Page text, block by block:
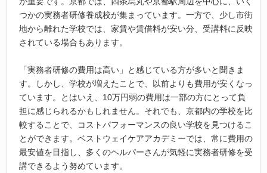
つかの実務者研修養成校が集まっています。一方で、少し市街
地から離れた学校では、家賃や賃借料が安い分、受講料に反映
されている場合もあります。
「実務者研修の費用は高い」と感じている方が多いと聞きま
す。しかし、学校が増えたことで、以前よりも費用が安くなっ
ています。とはいえ、10万円弱の費用は一部の方にとって負
担に感じられるかもしれません。それでも、京都内の学校を比
較することで、コストパフォーマンスの良い学校を見つけるこ
とができます。ベストウェイケアアカデミーでは、常に費用の
最安値を目指し、多くのヘルパーさんが気軽に実務者研修を受
講できるよう努めています。